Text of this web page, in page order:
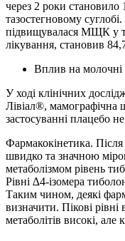
через 2 роки
тазостегновому
підвищувалася МЩК у
лікування, становив
Вплив на молочні
У ході клінічних
Лівіал®, мамографічна
застосуванні плацебо
Фармакокінетика.
швидко та значною
метаболізмом рівень
Рівні ∆4-ізомера
Таким чином, деякі
визначити. Пікові
метаболітів високі, але